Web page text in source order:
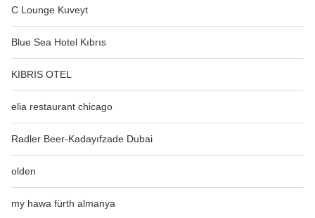
C Lounge Kuveyt
Blue Sea Hotel Kıbrıs
KIBRIS OTEL
elia restaurant chicago
Radler Beer-Kadayıfzade Dubai
olden
my hawa fürth almanya